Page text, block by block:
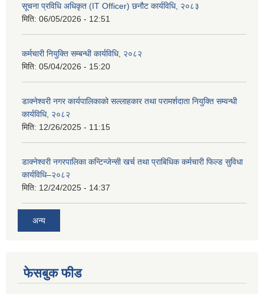
सूचना प्रविधि अधिकृत (IT Officer) छनौट कार्यविधि, २०८३
मिति: 06/05/2026 - 12:51
कर्मचारी नियुक्ति सम्बन्धी कार्यविधि, २०८२
मिति: 05/04/2026 - 15:20
डाक्नेश्वरी नगर कार्यपालिकाको सल्लाहकार तथा परामर्शदाता नियुक्ति सम्वन्धी
कार्यविधि, २०८२
मिति: 12/26/2025 - 11:15
डाक्नेश्वरी नगरपालिका कन्टिन्जेन्सी खर्च तथा प्राबिधिक कर्मचारी फिल्ड सुविधा
कार्यविधि–२०८२
मिति: 12/24/2025 - 14:37
अन्य
फेसबुक फीड